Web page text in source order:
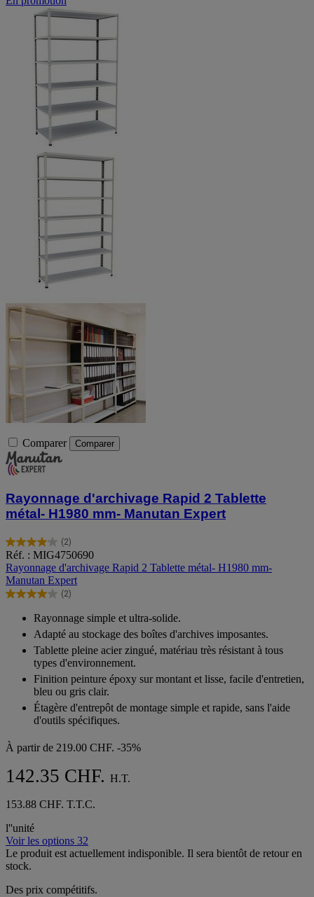
Comparer Comparer
Rayonnage d'archivage Rapid 2 Tablette
métal- H1980 mm- Manutan Expert
(2)
4.0
sur
5
étoiles.
2
Réf. : MIG4750690
Rayonnage d'archivage Rapid 2 Tablette métal- H1980 mm-
Manutan Expert
(2)
4.0
étoiles.
Rayonnage simple et ultra-solide.
Adapté au stockage des boîtes d'archives imposantes.
Tablette pleine acier zingué, matériau très résistant à tous
types d'environnement.
Finition peinture époxy sur montant et lisse, facile d'entretien,
bleu ou gris clair.
Étagère d'entrepôt de montage simple et rapide, sans l'aide
d'outils spécifiques.
À partir de 219.00 CHF. -35%
142.35 CHF. H.T.
153.88 CHF. T.T.C.
l''unité
Voir les options 32
Le produit est actuellement indisponible. Il sera bientôt de retour en
stock.
Des prix compétitifs.